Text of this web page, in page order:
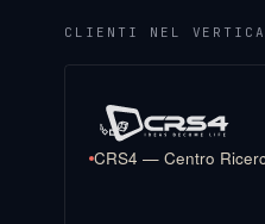
CLIENTI NEL
CRS4 — Centro